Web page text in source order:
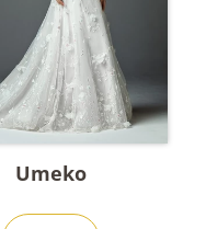
Umeko